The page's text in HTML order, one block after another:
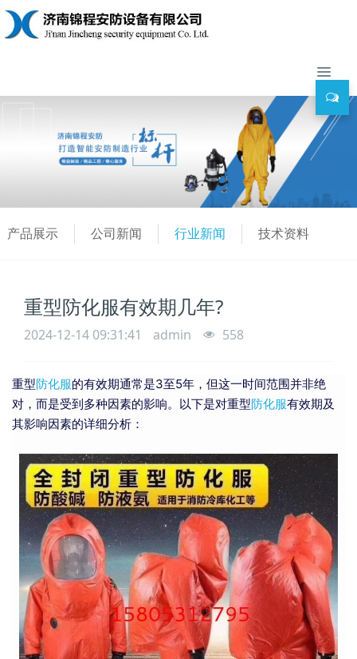
产品展示 公司新闻 行业新闻 技术资料
重型防化服有效期几年?
2024-12-14 09:31:41 admin 558
重型防化服的有效期通常是3至5年，但这一时间范围并非绝
对，而是受到多种因素的影响。以下是对重型防化服有效期及
其影响因素的详细分析：